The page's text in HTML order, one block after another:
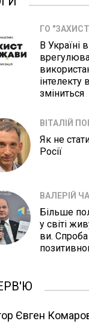
ГО
В Україні
інтелекту
зміниться
ВІТАЛІЙ
Як не
Росії
ВАЛЕРІЙ
Більше
у світі
ви.
Євген